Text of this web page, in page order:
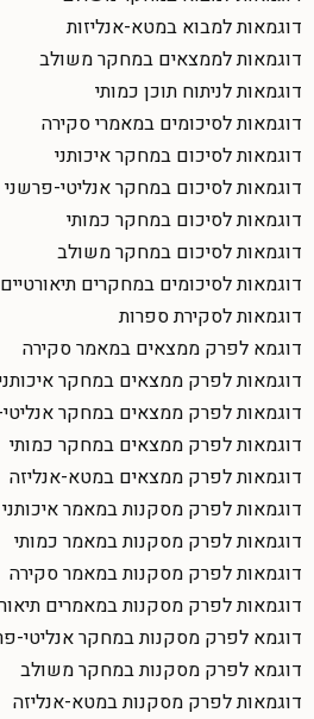
דוגמאות למבוא במטא-אנליזות
דוגמאות לממצאים במחקר משולב
דוגמאות לניתוח תוכן כמותי
דוגמאות לסיכומים במאמרי סקירה
דוגמאות לסיכום במחקר איכותני
דוגמאות לסיכום במחקר אנליטי-פרשני
דוגמאות לסיכום במחקר כמותי
דוגמאות לסיכום במחקר משולב
דוגמאות לסיכומים במחקרים תיאורטיים
דוגמאות לסקירת ספרות
דוגמא לפרק ממצאים במאמר סקירה
דוגמאות לפרק ממצאים במחקר
דוגמאות לפרק ממצאים במחקר
דוגמאות לפרק ממצאים במחקר כמותי
דוגמאות לפרק ממצאים במטא-אנליזה
דוגמאות לפרק מסקנות במאמר איכותני
דוגמאות לפרק מסקנות במאמר כמותי
דוגמאות לפרק מסקנות במאמר סקירה
דוגמאות לפרק מסקנות במאמרים
דוגמא לפרק מסקנות במחקר אנליטי-
דוגמא לפרק מסקנות במחקר משולב
דוגמאות לפרק מסקנות במטא-אנליזה